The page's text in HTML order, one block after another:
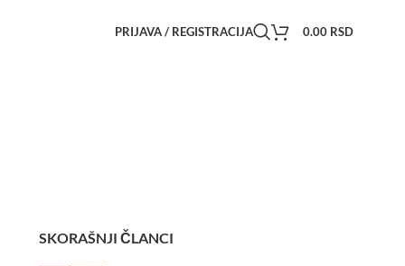
PRIJAVA / REGISTRACIJA 0.00 RSD
SKORAŠNJI ČLANCI